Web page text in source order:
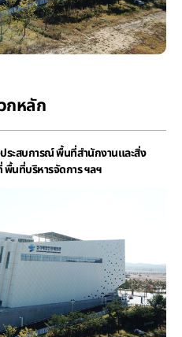
กหลัก
ะสบการณ์ พื้นที่สำนักงานและสิ่ง
พื้นที่บริหารจัดการ ฯลฯ